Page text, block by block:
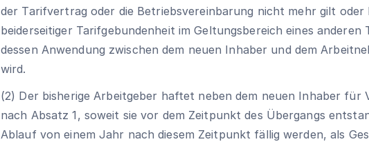
der Tarifvertrag oder die Betriebsvereinbarung nicht mehr gilt oder
beiderseitiger Tarifgebundenheit im Geltungsbereich eines anderen
dessen Anwendung zwischen dem neuen Inhaber und dem
wird.
(2) Der bisherige Arbeitgeber haftet neben dem neuen Inhaber für
nach Absatz 1, soweit sie vor dem Zeitpunkt des Übergangs
Ablauf von einem Jahr nach diesem Zeitpunkt fällig werden, als